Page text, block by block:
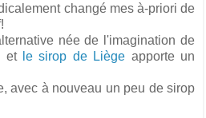
changé mes à-priori de
née de l'imagination de
et le sirop de Liège apporte un
avec à nouveau un peu de sirop